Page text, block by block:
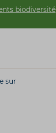
biodiversité
sur